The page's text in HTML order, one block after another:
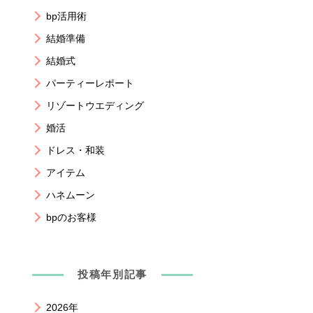
bp活用術
結婚準備
結婚式
パーティーレポート
リゾートウエディング
婚活
ドレス・和装
アイテム
ハネムーン
bpのお客様
投稿年別記事
2026年